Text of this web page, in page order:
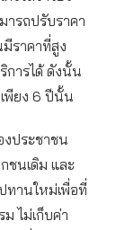
ารถปรับราคา
ราคาที่สูง
การได้ ดังนั้น
พียง 6 ปีนั้น
งประชาชน
ชนเดิม และ
ทานใหม่เพื่อที่
ไม่เก็บค่า